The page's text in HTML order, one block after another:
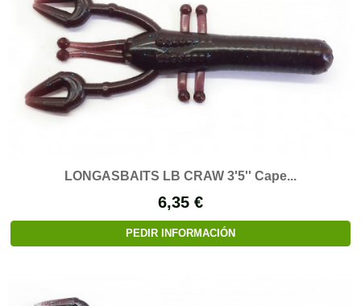
LONGASBAITS LB CRAW 3'5'' Cape...
6,35 €
PEDIR INFORMACIÓN